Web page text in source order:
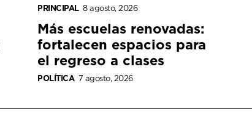
PRINCIPAL 8 agosto, 2026
Más escuelas renovadas:
fortalecen espacios para
el regreso a clases
POLÍTICA 7 agosto, 2026